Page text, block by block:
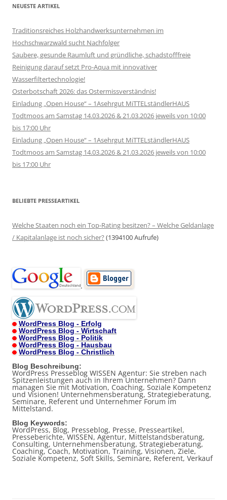
NEUESTE ARTIKEL
Traditionsreiches Holzhandwerksunternehmen im
Hochschwarzwald sucht Nachfolger
Saubere, gesunde Raumluft und gründliche, schadstofffreie
Reinigung darauf setzt Pro-Aqua mit innovativer
Wasserfiltertechnologie!
Osterbotschaft 2026: das Ostermissverständnis!
Einladung „Open House“ – 1Asehrgut MiTTELständlerHAUS
Todtmoos am Samstag 14.03.2026 & 21.03.2026 jeweils von 10:00
bis 17:00 Uhr
Einladung „Open House“ – 1Asehrgut MiTTELständlerHAUS
Todtmoos am Samstag 14.03.2026 & 21.03.2026 jeweils von 10:00
bis 17:00 Uhr
BELIEBTE PRESSEARTIKEL
Welche Staaten noch ein Top-Rating besitzen? – Welche Geldanlage
/ Kapitalanlage ist noch sicher? (1394100 Aufrufe)
.
WordPress Blog - Erfolg
WordPress Blog - Wirtschaft
WordPress Blog - Politik
WordPress Blog - Hausbau
WordPress Blog - Christlich
Blog Beschreibung:
WordPress Presseblog WISSEN Agentur: Sie streben nach
Spitzenleistungen auch in Ihrem Unternehmen? Dann
managen Sie mit Motivation, Coaching, Soziale Kompetenz
und Visionen! Unternehmensberatung, Strategieberatung,
Seminare, Referent und Unternehmer Forum im
Mittelstand.
Blog Keywords:
WordPress, Blog, Presseblog, Presse, Presseartikel,
Presseberichte, WISSEN, Agentur, Mittelstandsberatung,
Consulting, Unternehmensberatung, Strategieberatung,
Coaching, Coach, Motivation, Training, Visionen, Ziele,
Soziale Kompetenz, Soft Skills, Seminare, Referent, Verkauf